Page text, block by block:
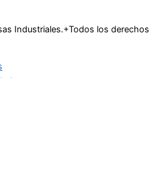
Industriales.+Todos los derechos